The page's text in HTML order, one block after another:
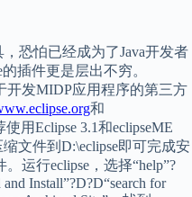
恐怕已经成为了Java开发者
插件更是层出不穷。
开发MIDP应用程序的第三方
和
使用Eclipse 3.1和eclipseME
文件到D:\eclipse即可完成安
运行eclipse，选择“help”?
Install”?D?D“search for